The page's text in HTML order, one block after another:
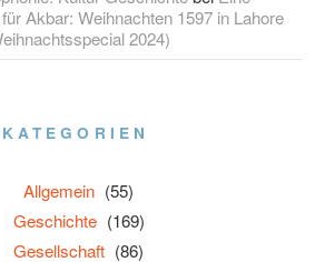
Akbar: Weihnachten 1597 in Lahore
2024)
KATEGORIEN
Allgemein (55)
Geschichte (169)
Gesellschaft (86)